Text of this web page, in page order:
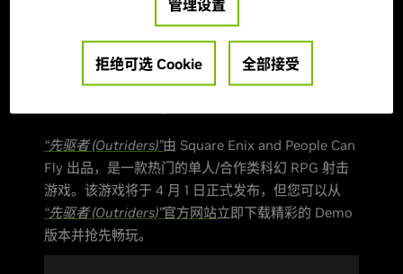
功能的全面支持。
针对“先驱者 (Outriders)”Demo 版打造
“先驱者 (Outriders)”由 Square Enix and People Can
Fly 出品，是一款热门的单人/合作类科幻 RPG 射击
游戏。该游戏将于 4 月 1 日正式发布，但您可以从
“先驱者 (Outriders)”官方网站立即下载精彩的 Demo
版本并抢先畅玩。
管理设置
拒绝可选 Cookie 全部接受